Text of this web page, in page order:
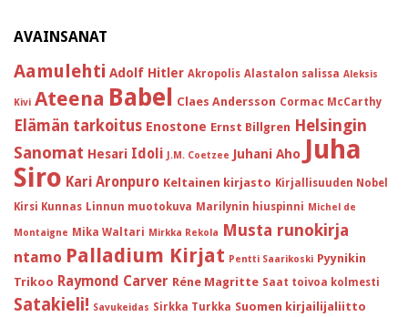
AVAINSANAT
Aamulehti Adolf Hitler Akropolis Alastalon salissa Aleksis
Kivi Ateena Babel Claes Andersson Cormac McCarthy
Elämän tarkoitus Enostone Ernst Billgren Helsingin
Sanomat Hesari Idoli J.M. Coetzee Juhani Aho Juha
Siro Kari Aronpuro Keltainen kirjasto Kirjallisuuden Nobel
Kirsi Kunnas Linnun muotokuva Marilynin hiuspinni Michel de
Montaigne Mika Waltari Mirkka Rekola Musta runokirja
ntamo Palladium Kirjat Pentti Saarikoski Pyynikin
Trikoo Raymond Carver Réne Magritte Saat toivoa kolmesti
Satakieli! Savukeidas Sirkka Turkka Suomen kirjailijaliitto